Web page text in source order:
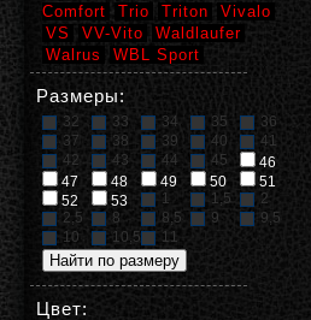
Comfort
Trio Triton
Vivalo
VS
VV-Vito
Waldlaufer
Walrus
WBL Sport
Размеры:
32 33 34 35
36
37
38 39 40
41
42
43 44 45
46
47
48 49 50
51
52
53 1 1,5
2
2,5
8 8,5 9
9,5
10
10,5 11
Цвет: